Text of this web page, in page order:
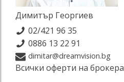
Димитър Георгиев
02/421 96 35
0886 13 22 91
dimitar@dreamvision.bg
Всички оферти на брокера